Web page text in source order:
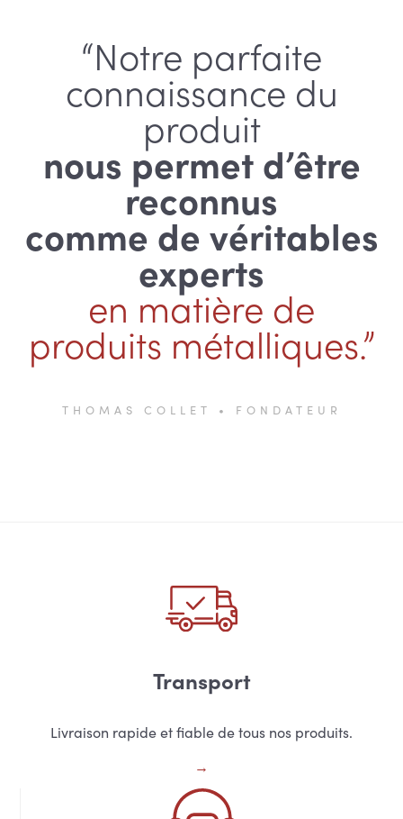
“Notre parfaite
connaissance du
produit
nous permet d’être
reconnus
comme de véritables
experts
en matière de
produits métalliques.”
THOMAS COLLET • FONDATEUR
Transport
Livraison rapide et fiable de tous nos produits.